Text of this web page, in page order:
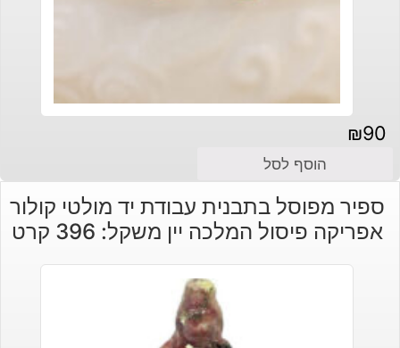
₪90
הוסף לסל
ספיר מפוסל בתבנית עבודת יד מולטי קולור
אפריקה פיסול המלכה יין משקל: 396 קרט